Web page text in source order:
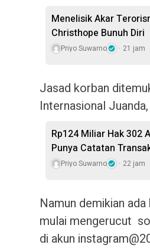
Menelisik Akar
Christhope Bunuh Diri
Priyo Suwarno 21 jam
Jasad korban
Internasional
Rp124 Miliar Hak 302
Punya Catatan
Priyo Suwarno 22 jam
Namun demikian
mulai mengerucut
di akun